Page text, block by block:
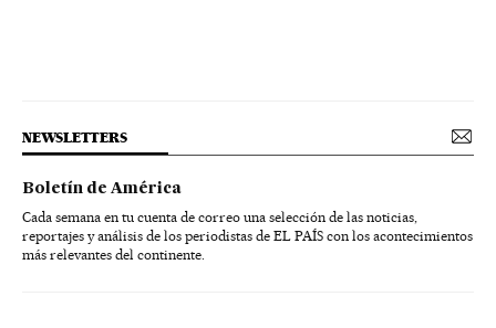
NEWSLETTERS
Boletín de América
Cada semana en tu cuenta de correo una selección de las noticias,
reportajes y análisis de los periodistas de EL PAÍS con los acontecimientos
más relevantes del continente.